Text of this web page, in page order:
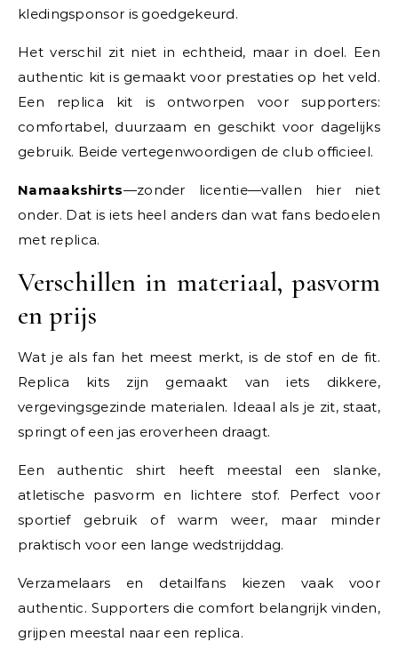
kledingsponsor is goedgekeurd.
Het verschil zit niet in echtheid, maar in doel. Een
authentic kit is gemaakt voor prestaties op het veld.
Een replica kit is ontworpen voor supporters:
comfortabel, duurzaam en geschikt voor dagelijks
gebruik. Beide vertegenwoordigen de club officieel.
Namaakshirts—zonder licentie—vallen hier niet
onder. Dat is iets heel anders dan wat fans bedoelen
met replica.
Verschillen in materiaal, pasvorm
en prijs
Wat je als fan het meest merkt, is de stof en de fit.
Replica kits zijn gemaakt van iets dikkere,
vergevingsgezinde materialen. Ideaal als je zit, staat,
springt of een jas eroverheen draagt.
Een authentic shirt heeft meestal een slanke,
atletische pasvorm en lichtere stof. Perfect voor
sportief gebruik of warm weer, maar minder
praktisch voor een lange wedstrijddag.
Verzamelaars en detailfans kiezen vaak voor
authentic. Supporters die comfort belangrijk vinden,
grijpen meestal naar een replica.